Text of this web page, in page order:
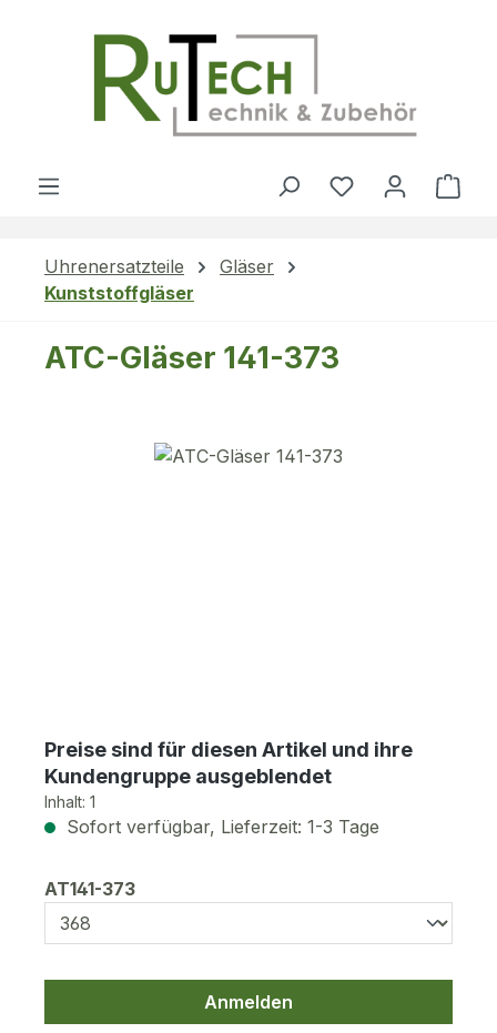
Du hast 0
Uhrenersatzteile
Gläser
Kunststoffgläser
ATC-Gläser 141-373
Bildergalerie überspringen
Preise sind für diesen Artikel und ihre
Kundengruppe ausgeblendet
Inhalt: 1
Sofort verfügbar, Lieferzeit: 1-3 Tage
AT141-373auswählen
Anmelden